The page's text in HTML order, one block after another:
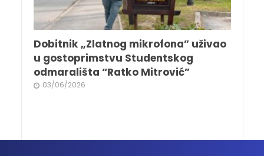
Dobitnik „Zlatnog mikrofona” uživao
u gostoprimstvu Studentskog
odmarališta “Ratko Mitrović”
03/06/2026